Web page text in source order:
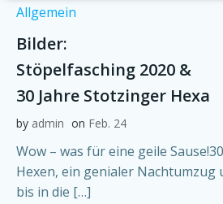
Allgemein
Bilder:
Stöpelfasching 2020 &
30 Jahre Stotzinger Hexa
by admin on Feb. 24
Wow – was für eine geile
Hexen, ein genialer Nachtumzug
bis in die […]